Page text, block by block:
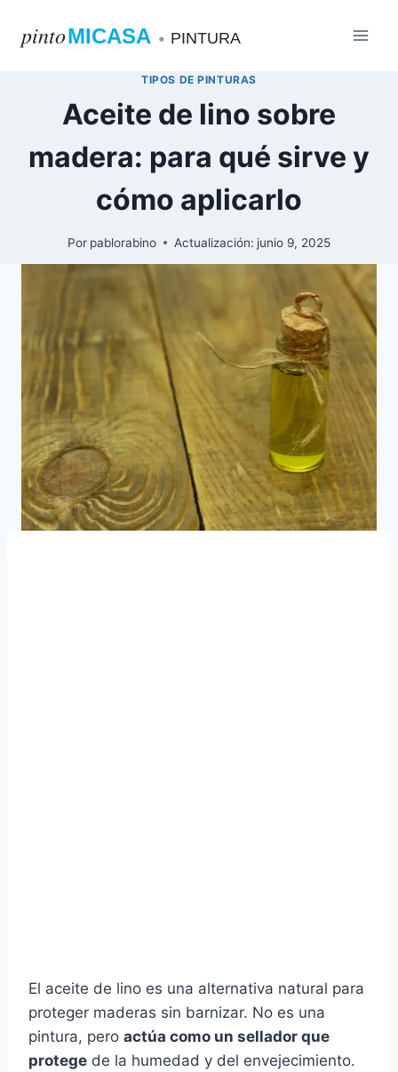
pintoMICASA • PINTURA
TIPOS DE PINTURAS
Aceite de lino sobre
madera: para qué sirve y
cómo aplicarlo
Por pablorabino Actualización: junio 9, 2025
El aceite de lino es una alternativa natural para
proteger maderas sin barnizar. No es una
pintura, pero actúa como un sellador que
protege de la humedad y del envejecimiento.